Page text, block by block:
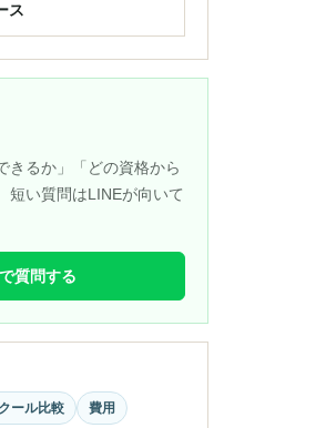
ス
きるか」「どの資格から
短い質問はLINEが向いて
質問する
ール比較 費用